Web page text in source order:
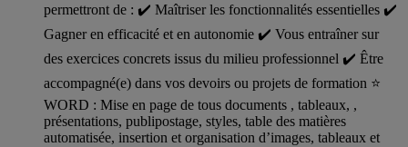
permettront de : ✔️ Maîtriser les fonctionnalités essentielles ✔️
Gagner en efficacité et en autonomie ✔️ Vous entraîner sur
des exercices concrets issus du milieu professionnel ✔️ Être
accompagné(e) dans vos devoirs ou projets de formation ⭐
WORD : Mise en page de tous documents , tableaux, ,
présentations, publipostage, styles, table des matières
automatisée, insertion et organisation d’images, tableaux et